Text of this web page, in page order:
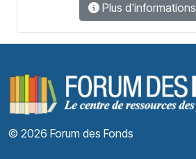
Plus d'informations
© 2026 Forum des Fonds